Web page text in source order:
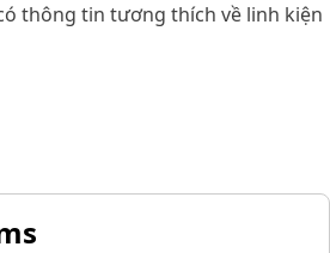
thông tin tương thích về linh kiện